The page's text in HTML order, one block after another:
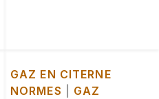
GAZ EN CITERNE
NORMES
GAZ